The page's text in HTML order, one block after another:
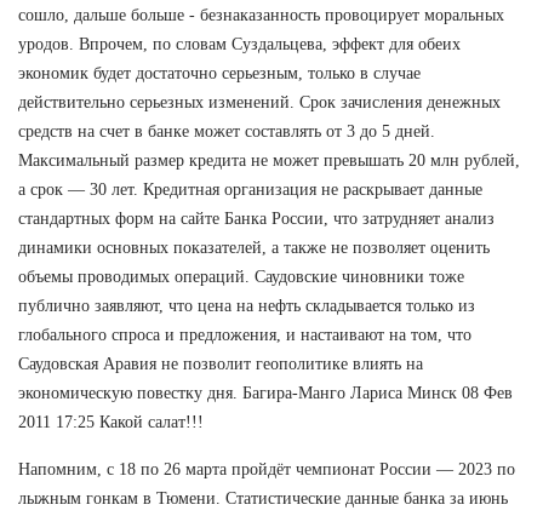
сошло, дальше больше - безнаказанность провоцирует моральных
уродов. Впрочем, по словам Суздальцева, эффект для обеих
экономик будет достаточно серьезным, только в случае
действительно серьезных изменений. Срок зачисления денежных
средств на счет в банке может составлять от 3 до 5 дней.
Максимальный размер кредита не может превышать 20 млн рублей,
а срок — 30 лет. Кредитная организация не раскрывает данные
стандартных форм на сайте Банка России, что затрудняет анализ
динамики основных показателей, а также не позволяет оценить
объемы проводимых операций. Саудовские чиновники тоже
публично заявляют, что цена на нефть складывается только из
глобального спроса и предложения, и настаивают на том, что
Саудовская Аравия не позволит геополитике влиять на
экономическую повестку дня. Багира-Манго Лариса Минск 08 Фев
2011 17:25 Какой салат!!!
Напомним, с 18 по 26 марта пройдёт чемпионат России — 2023 по
лыжным гонкам в Тюмени. Статистические данные банка за июнь